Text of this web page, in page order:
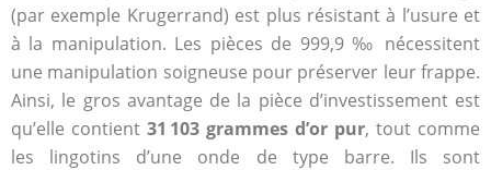
(par exemple Krugerrand) est plus résistant à l’usure et
à la manipulation. Les pièces de 999,9 ‰ nécessitent
une manipulation soigneuse pour préserver leur frappe.
Ainsi, le gros avantage de la pièce d’investissement est
qu’elle contient 31 103 grammes d’or pur, tout comme
les lingotins d’une onde de type barre. Ils sont